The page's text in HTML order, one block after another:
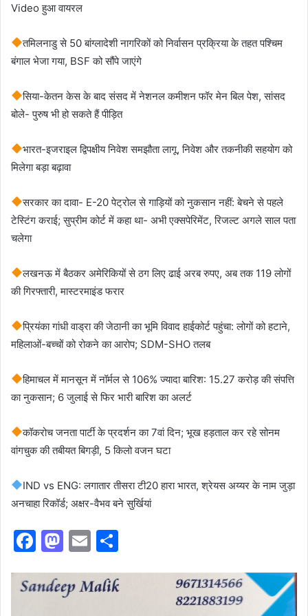
Video हुआ वायरल
तमिलनाडु से 50 बांग्लादेशी नागरिकों को निर्वासन प्रक्रिया के तहत पश्चिम
बंगाल भेजा गया, BSF को सौंपे जाएंगे
सिया-केतन केस के बाद संसद में नेशनल कमीशन फॉर मेन बिल पेश, सांसद
बोले- पुरुष भी हो सकते हैं पीड़ित
भारत-इजराइल द्विपक्षीय निवेश समझौता लागू, निवेश और तकनीकी सहयोग को
मिलेगा बड़ा बढ़ावा
सरकार का दावा- E-20 पेट्रोल से गाड़ियों को नुकसान नहीं: बेचने से पहले
टेस्टिंग कराई; सुप्रीम कोर्ट में कहा था- अभी एक्सपेरिमेंट, रिजल्ट अगले साल पता
चलेगा
लखनऊ में बैठकर अमेरिकियों से ठग लिए ढाई अरब रुपए, अब तक 119 लोगों
की गिरफ्तारी, मास्टरमाइंड फरार
प्रियंका गांधी वाड्रा की जेठानी का भूमि विवाद हाईकोर्ट पहुंचा: लोगों को हटाने,
महिलाओं-बच्चों को रोकने का आरोप; SDM-SHO तलब
हिमाचल में मानसून में नॉर्मल से 106% ज्यादा बारिश: 15.27 करोड़ की संपत्ति
का नुकसान; 6 जुलाई से फिर भारी बारिश का अलर्ट
कॉकरोच जनता पार्टी के प्रदर्शन का 7वां दिन; भूख हड़ताल कर रहे सोनम
वांगचुक की तबीयत बिगड़ी, 5 किलो वजन घटा
IND vs ENG: लगातार तीसरा टी20 हारा भारत, श्रेयस अय्यर के नाम जुड़ा
अनचाहा रिकॉर्ड; अक्षर-वैभव बने सुर्खियां
F
c
M
st
o
E
ai ar